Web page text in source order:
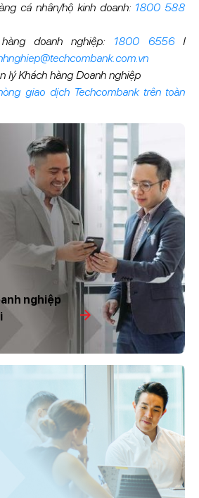
cá nhân/hộ kinh doanh: 1800 588
doanh nghiệp:
1800 6556I
lý Khách hàng Doanh nghiệp
giao dịch Techcombank trên toàn
nghiệp